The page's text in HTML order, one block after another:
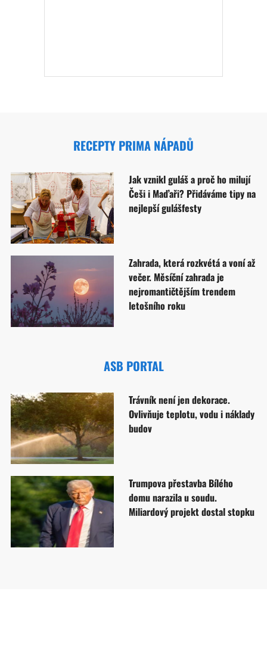
RECEPTY PRIMA NÁPADŮ
Jak vznikl guláš a proč ho milují
Češi i Maďaři? Přidáváme tipy na
nejlepší gulášfesty
Zahrada, která rozkvétá a voní až
večer. Měsíční zahrada je
nejromantičtějším trendem
letošního roku
ASB PORTAL
Trávník není jen dekorace.
Ovlivňuje teplotu, vodu i náklady
budov
Trumpova přestavba Bílého
domu narazila u soudu.
Miliardový projekt dostal stopku